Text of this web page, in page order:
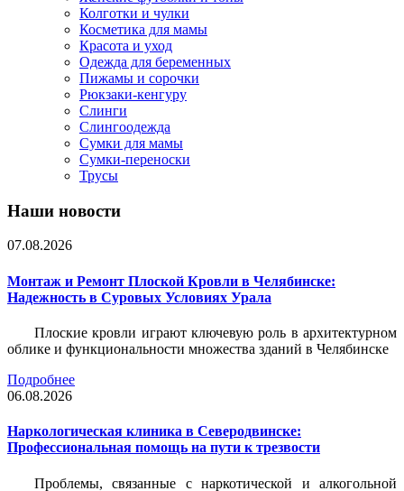
Колготки и чулки
Косметика для мамы
Красота и уход
Одежда для беременных
Пижамы и сорочки
Рюкзаки-кенгуру
Слинги
Слингоодежда
Сумки для мамы
Сумки-переноски
Трусы
Наши новости
07.08.2026
Монтаж и Ремонт Плоской Кровли в Челябинске:
Надежность в Суровых Условиях Урала
Плоские кровли играют ключевую роль в архитектурном
облике и функциональности множества зданий в Челябинске
Подробнее
06.08.2026
Наркологическая клиника в Северодвинске:
Профессиональная помощь на пути к трезвости
Проблемы, связанные с наркотической и алкогольной